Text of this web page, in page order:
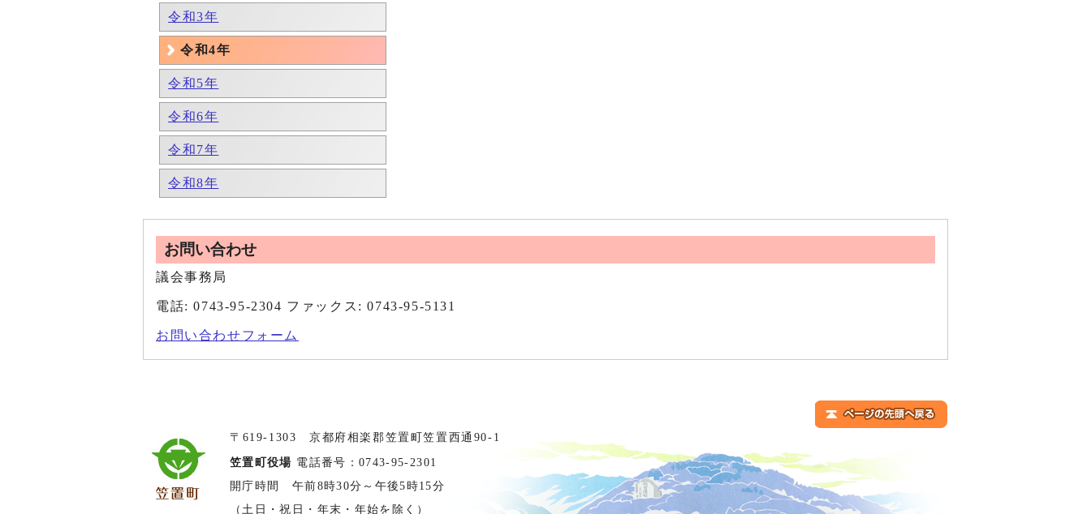
令和3年
令和4年
令和5年
令和6年
令和7年
令和8年
お問い合わせ
議会事務局
電話: 0743-95-2304 ファックス: 0743-95-5131
お問い合わせフォーム
〒619-1303 京都府相楽郡笠置町笠置西通90-1
笠置町役場 電話番号：0743-95-2301
開庁時間 午前8時30分～午後5時15分
（土日・祝日・年末・年始を除く）